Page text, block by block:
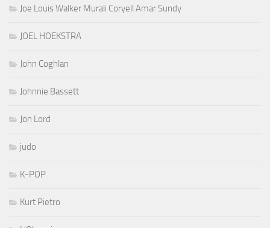
Joe Louis Walker Murali Coryell Amar Sundy
JOEL HOEKSTRA
John Coghlan
Johnnie Bassett
Jon Lord
judo
K-POP
Kurt Pietro